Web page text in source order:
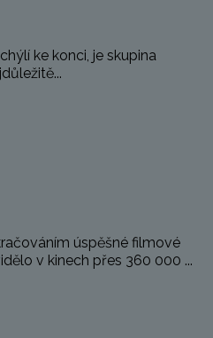
ke konci, je skupina
úspěšné filmové
v kinech přes 360 000 ...